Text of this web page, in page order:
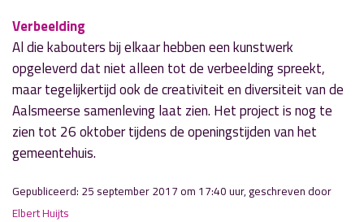
Verbeelding
Al die kabouters bij elkaar hebben een kunstwerk
opgeleverd dat niet alleen tot de verbeelding spreekt,
maar tegelijkertijd ook de creativiteit en diversiteit van de
Aalsmeerse samenleving laat zien. Het project is nog te
zien tot 26 oktober tijdens de openingstijden van het
gemeentehuis.
Gepubliceerd: 25 september 2017 om 17:40 uur, geschreven door
Elbert Huijts